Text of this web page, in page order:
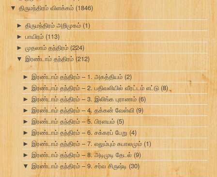
▼ திருமந்திரம் விளக்கம் (1846)
► திருமந்திரம் அறிமுகம் (1)
► பாயிரம் (113)
► முதலாம் தந்திரம் (224)
▼ இரண்டாம் தந்திரம் (212)
► இரண்டாம் தந்திரம் – 1. அகத்தியம் (2)
► இரண்டாம் தந்திரம் – 2. பதிவலியில் வீரட்டம் எட்டு (8)
► இரண்டாம் தந்திரம் – 3. இலிங்க புராணம் (6)
► இரண்டாம் தந்திரம் – 4. தக்கன் வேள்வி (9)
► இரண்டாம் தந்திரம் – 5. பிரளயம் (5)
► இரண்டாம் தந்திரம் – 6. சக்கரப் பேறு (4)
► இரண்டாம் தந்திரம் – 7. எலும்பும் கபாலமும் (1)
► இரண்டாம் தந்திரம் – 8. அடிமுடி தேடல் (9)
▼ இரண்டாம் தந்திரம் – 9. சர்வ சிருஷ்டி (30)